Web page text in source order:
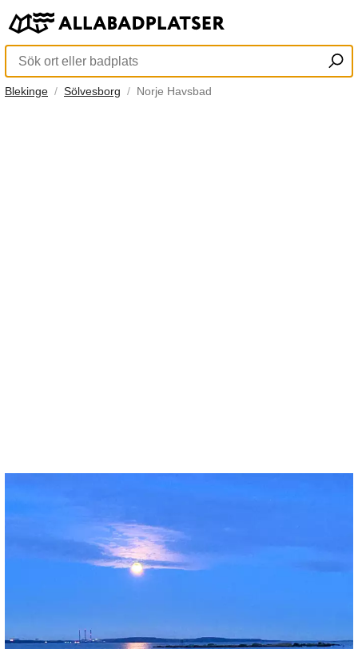
Blekinge Sölvesborg Norje Havsbad